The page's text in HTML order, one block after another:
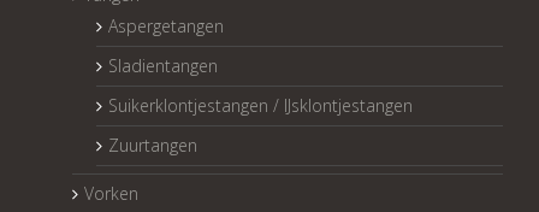
Aspergetangen
Sladientangen
Suikerklontjestangen / IJsklontjestangen
Zuurtangen
Vorken